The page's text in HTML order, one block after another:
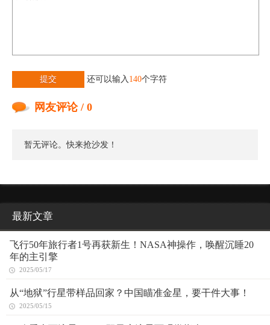
提交 还可以输入 140个字符
网友评论 / 0
暂无评论。快来抢沙发！
最新文章
飞行50年旅行者1号再获新生！NASA神操作，唤醒沉睡20
年的主引擎
2025/05/17
从“地狱”行星带样品回家？中国瞄准金星，要干件大事！
2025/05/15